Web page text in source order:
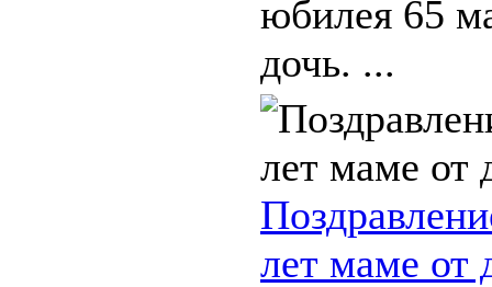
юбилея 65
дочь. ...
лет маме от